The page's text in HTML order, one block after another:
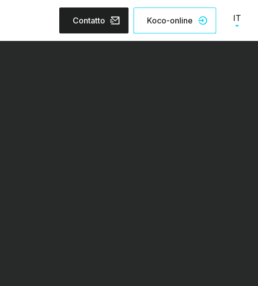
Contatto Koco-online IT